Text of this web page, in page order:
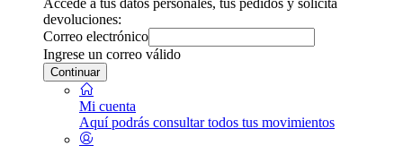
devoluciones:
Correo electrónico
Ingrese un correo válido
Continuar
Mi cuenta
Aquí podrás consultar todos tus movimientos